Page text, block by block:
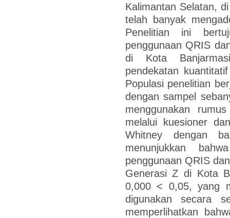
Kalimantan Selatan,
telah banyak
Penelitian ini
penggunaan QRIS
di Kota
pendekatan
Populasi penelitian
dengan sampel
menggunakan
melalui kuesioner
Whitney dengan
menunjukkan
penggunaan QRIS
Generasi Z di Kota
0,000 < 0,05, yang
digunakan secara
memperlihatkan